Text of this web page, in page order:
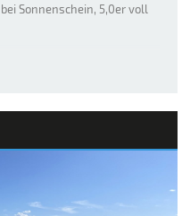
Sonnenschein, 5,0er voll